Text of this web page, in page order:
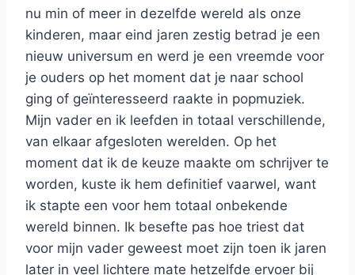
nu min of meer in dezelfde wereld als onze
kinderen, maar eind jaren zestig betrad je een
nieuw universum en werd je een vreemde voor
je ouders op het moment dat je naar school
ging of geïnteresseerd raakte in popmuziek.
Mijn vader en ik leefden in totaal verschillende,
van elkaar afgesloten werelden. Op het
moment dat ik de keuze maakte om schrijver te
worden, kuste ik hem definitief vaarwel, want
ik stapte een voor hem totaal onbekende
wereld binnen. Ik besefte pas hoe triest dat
voor mijn vader geweest moet zijn toen ik jaren
later in veel lichtere mate hetzelfde ervoer bij